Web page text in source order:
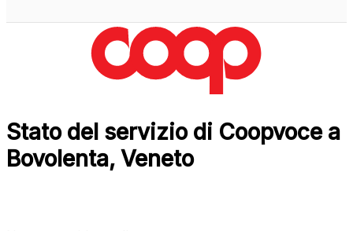
Stato del servizio di Coopvoce a
Bovolenta, Veneto